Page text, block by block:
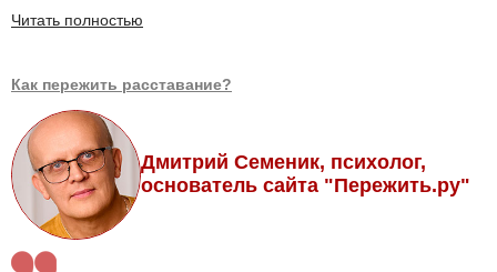
Читать полностью
Как пережить расставание?
Дмитрий Семеник, психолог,
основатель сайта "Пережить.ру"